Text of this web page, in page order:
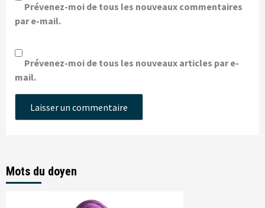
Prévenez-moi de tous les nouveaux commentaires
par e-mail.
Prévenez-moi de tous les nouveaux articles par e-
mail.
Mots du doyen